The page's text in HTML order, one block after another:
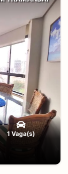
1 Vaga(s)